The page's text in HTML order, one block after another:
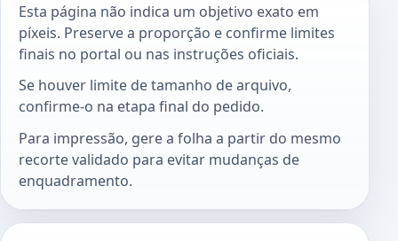
Esta página não indica um objetivo exato em
píxeis. Preserve a proporção e confirme limites
finais no portal ou nas instruções oficiais.
Se houver limite de tamanho de arquivo,
confirme-o na etapa final do pedido.
Para impressão, gere a folha a partir do mesmo
recorte validado para evitar mudanças de
enquadramento.